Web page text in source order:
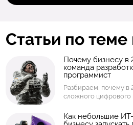
Статьи по теме
Почему бизнесу в
команда
программист
Разбираем, почему в
сложного цифрового
какие риски
исполнителем или
Как небольшие